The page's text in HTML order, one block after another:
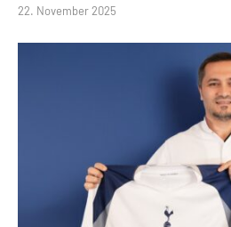
22. November 2025